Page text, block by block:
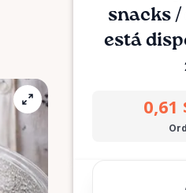
snacks ​/​
está
0,61